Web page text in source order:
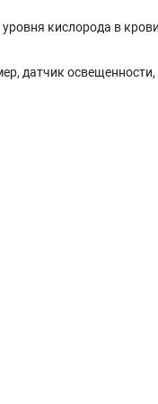
кислорода в крови
датчик